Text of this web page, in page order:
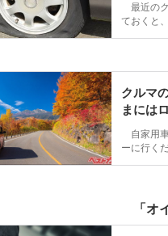
最近の
ておくと
クルマ
まには
自家用
ーに行く
「オ